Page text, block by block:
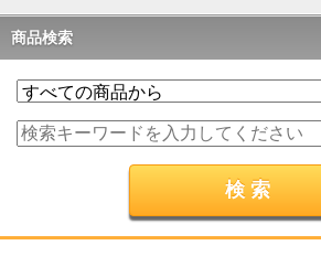
商品検索